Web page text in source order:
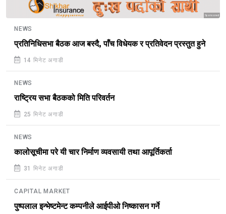
Sponsored
NEWS
प्रतिनिधिसभा बैठक आज बस्दै, पाँच विधेयक र प्रतिवेदन प्रस्तुत हुने
14 मिनेट अगाडी
NEWS
राष्ट्रिय सभा बैठकको मिति परिवर्तन
25 मिनेट अगाडी
NEWS
कालोसूचीमा परे यी चार निर्माण व्यवसायी तथा आपूर्तिकर्ता
31 मिनेट अगाडी
CAPITAL MARKET
पुष्पलाल इन्भेष्टमेन्ट कम्पनीले आईपीओ निष्कासन गर्ने